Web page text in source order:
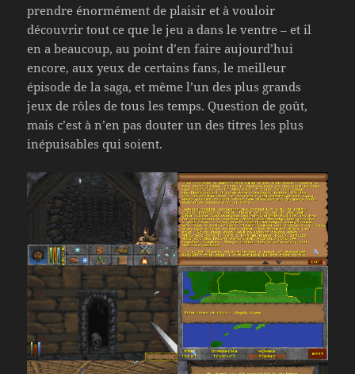
prendre énormément de plaisir et à vouloir
découvrir tout ce que le jeu a dans le ventre – et il
en a beaucoup, au point d’en faire aujourd’hui
encore, aux yeux de certains fans, le meilleur
épisode de la saga, et même l’un des plus grands
jeux de rôles de tous les temps. Question de goût,
mais c’est à n’en pas douter un des titres les plus
inépuisables qui soient.